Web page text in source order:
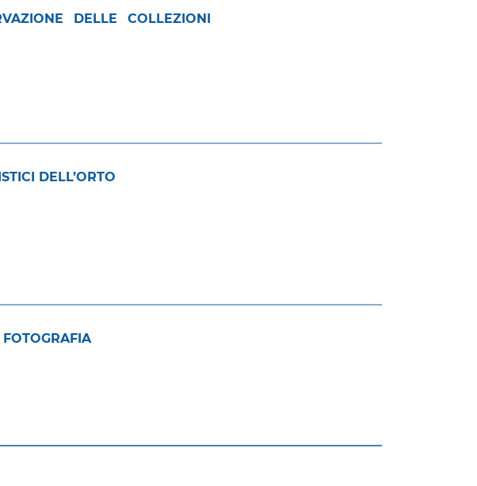
DELLE COLLEZIONI
DELL’ORTO